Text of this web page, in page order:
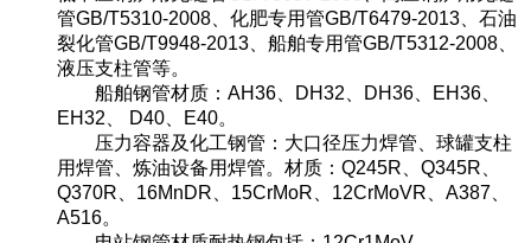
管GB/T5310-2008、化肥专用管GB/T6479-2013、石油
裂化管GB/T9948-2013、船舶专用管GB/T5312-2008、
液压支柱管等。
船舶钢管材质：AH36、DH32、DH36、EH36、
EH32、 D40、E40。
压力容器及化工钢管：大口径压力焊管、球罐支柱
用焊管、炼油设备用焊管。材质：Q245R、Q345R、
Q370R、16MnDR、15CrMoR、12CrMoVR、A387、
A516。